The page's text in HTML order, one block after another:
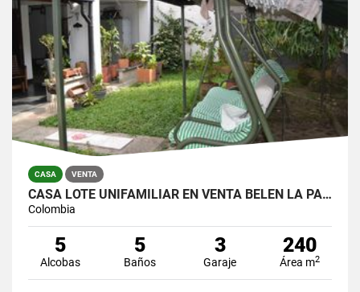
CASA VENTA
CASA LOTE UNIFAMILIAR EN VENTA BELEN LA PALMA
Colombia
5
Alcobas
5
Baños
3
Garaje
240
Área m2